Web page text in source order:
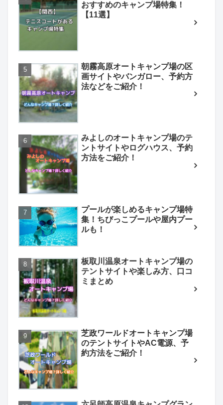
おすすめのキャンプ場特集！
【11選】
朝霧高原オートキャンプ場の区
画サイトやバンガロー、予約方
法などをご紹介！
みよしのオートキャンプ場のテ
ントサイトやログハウス、予約
方法をご紹介！
プールが楽しめるキャンプ場特
集！ちびっこプールや屋内プー
ルも！
板取川温泉オートキャンプ場の
テントサイトや楽しみ方、口コ
ミまとめ
芝政ワールドオートキャンプ場
のテントサイトやAC電源、予
約方法をご紹介！